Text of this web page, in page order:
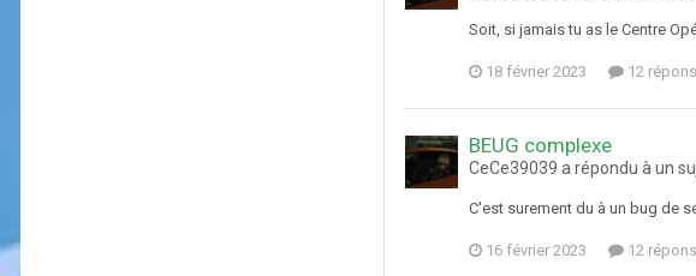
Soit, si jamais tu as le Centre
18 février 2023 12
BEUG complexe
CeCe39039 a répondu à un
C'est surement du à un bug de
16 février 2023 12